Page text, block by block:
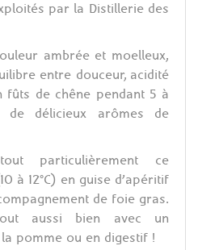
par la Distillerie des
ambrée et moelleux,
entre douceur, acidité
fûts de chêne pendant 5 à
délicieux arômes de
particulièrement ce
à 12°C) en guise d’apéritif
de foie gras.
aussi bien avec un
pomme ou en digestif !